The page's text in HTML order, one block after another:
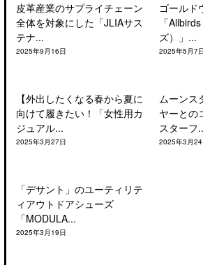
皮革産業のサプライチェーン
全体を対象にした「JLIAサス
テナ...
2025年9月16日
ゴールド
「
ズ）」...
2025年5月7
【外出したくなる春から夏に
向けて履きたい！「女性用カ
ジュアル...
2025年3月27日
ムーンス
ヤーとの
スターフ
2025年3月24
「デサント」のユーティリテ
ィアウトドアシューズ
「MODULA...
2025年3月19日